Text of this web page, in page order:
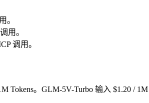
。
用。
调用。
。GLM-5V-Turbo 输入 $1.20 /